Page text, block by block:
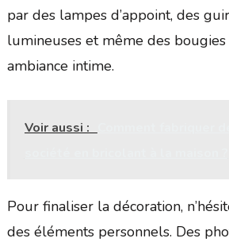
par des lampes d’appoint, des
lumineuses et même des
ambiance intime.
Voir aussi :
Pour finaliser la décoration,
des éléments personnels. Des